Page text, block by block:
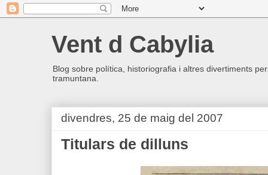
Vent d Cabylia
Blog sobre política, historiografia i altres divertiments
tramuntana.
divendres, 25 de maig del 2007
Titulars de dilluns